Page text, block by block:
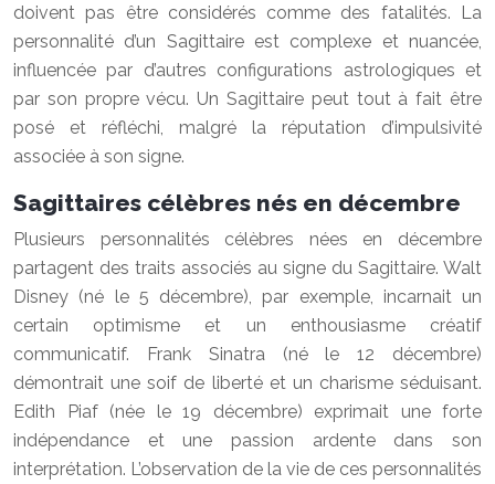
doivent pas être considérés comme des fatalités. La
personnalité d’un Sagittaire est complexe et nuancée,
influencée par d’autres configurations astrologiques et
par son propre vécu. Un Sagittaire peut tout à fait être
posé et réfléchi, malgré la réputation d’impulsivité
associée à son signe.
Sagittaires célèbres nés en décembre
Plusieurs personnalités célèbres nées en décembre
partagent des traits associés au signe du Sagittaire. Walt
Disney (né le 5 décembre), par exemple, incarnait un
certain optimisme et un enthousiasme créatif
communicatif. Frank Sinatra (né le 12 décembre)
démontrait une soif de liberté et un charisme séduisant.
Edith Piaf (née le 19 décembre) exprimait une forte
indépendance et une passion ardente dans son
interprétation. L’observation de la vie de ces personnalités